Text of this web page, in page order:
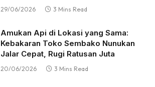
29/06/2026 3 Mins Read
Amukan Api di Lokasi yang Sama:
Kebakaran Toko Sembako Nunukan
Jalar Cepat, Rugi Ratusan Juta
20/06/2026 3 Mins Read